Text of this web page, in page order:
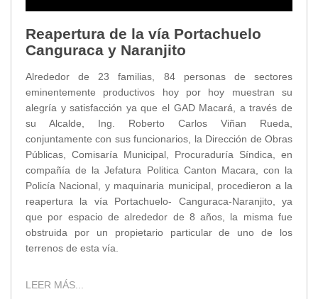
Reapertura de la vía Portachuelo
Canguraca y Naranjito
Alrededor de 23 familias, 84 personas de sectores
eminentemente productivos hoy por hoy muestran su
alegría y satisfacción ya que el GAD Macará, a través de
su Alcalde, Ing. Roberto Carlos Viñan Rueda,
conjuntamente con sus funcionarios, la Dirección de Obras
Públicas, Comisaría Municipal, Procuraduría Síndica, en
compañía de la Jefatura Politica Canton Macara, con la
Policía Nacional, y maquinaria municipal, procedieron a la
reapertura la vía Portachuelo- Canguraca-Naranjito, ya
que por espacio de alrededor de 8 años, la misma fue
obstruida por un propietario particular de uno de los
terrenos de esta vía.
LEER MÁS...